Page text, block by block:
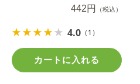
442円
（税込）
4.0 （1）
カートに入れる